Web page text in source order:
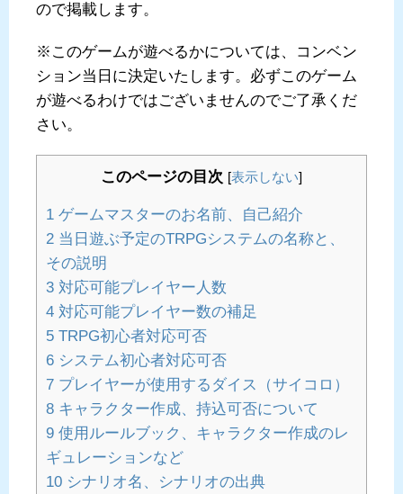
ので掲載します。
※このゲームが遊べるかについては、コンベン
ション当日に決定いたします。必ずこのゲーム
が遊べるわけではございませんのでご了承くだ
さい。
このページの目次 [表示しない]
1 ゲームマスターのお名前、自己紹介
2 当日遊ぶ予定のTRPGシステムの名称と、
その説明
3 対応可能プレイヤー人数
4 対応可能プレイヤー数の補足
5 TRPG初心者対応可否
6 システム初心者対応可否
7 プレイヤーが使用するダイス（サイコロ）
8 キャラクター作成、持込可否について
9 使用ルールブック、キャラクター作成のレ
ギュレーションなど
10 シナリオ名、シナリオの出典